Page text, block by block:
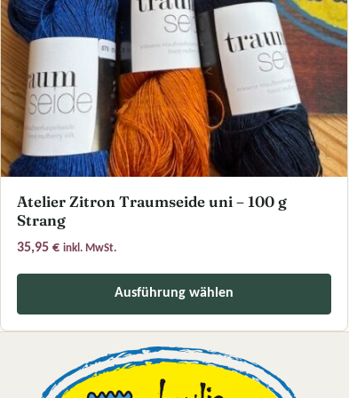
Atelier Zitron Traumseide uni – 100 g
Strang
35,95 € inkl. MwSt.
Ausführung wählen
Dieses Produkt weist mehrere Varianten auf. Die